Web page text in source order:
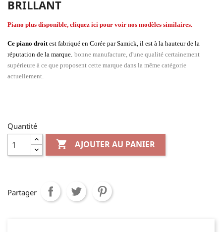
BRILLANT
Piano plus disponible, cliquez ici pour voir nos modèles similaires.
Ce piano droitest fabriqué en Corée par Samick, il est à la hauteur de la
réputation de la marque. bonne manufacture, d'une qualité certainement
supérieure à ce que proposent cette marque dans la même catégorie
actuellement.
Quantité
 AJOUTER AU PANIER
Partager